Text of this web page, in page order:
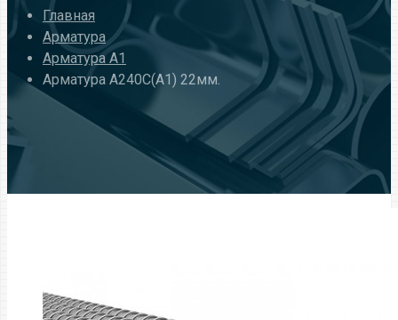
Главная
Арматура
Арматура А1
Арматура А240С(А1) 22мм.